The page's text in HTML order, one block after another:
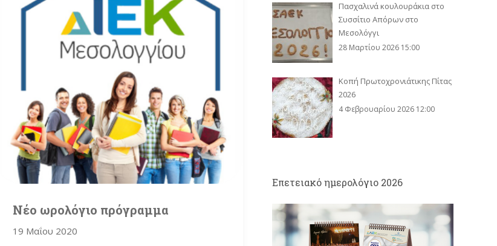
Νέο ωρολόγιο πρόγραμμα
19 Μαΐου 2020
Πασχαλινά κουλουράκια στο
Συσσίτιο Απόρων στο
Μεσολόγγι
28 Μαρτίου 2026 15:00
Κοπή Πρωτοχρονιάτικης Πίτας
2026
4 Φεβρουαρίου 2026 12:00
Eπετειακό ημερολόγιο 2026